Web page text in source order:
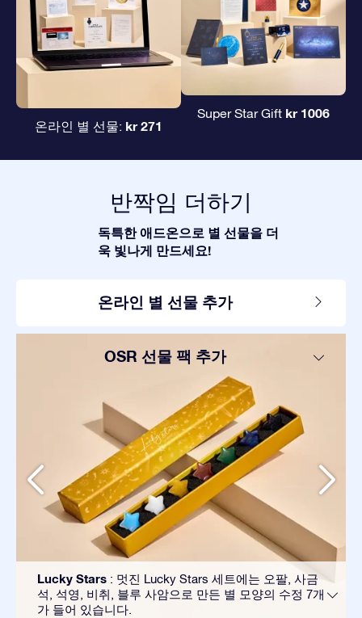
온라인 별 선물: kr 271
Super Star Gift kr 1006
반짝임 더하기
독특한 애드온으로 별 선물을 더
욱 빛나게 만드세요!
온라인 별 선물 추가
OSR 선물 팩 추가
Lucky Stars : 멋진 Lucky Stars 세트에는 오팔, 사금
석, 석영, 비취, 블루 사암으로 만든 별 모양의 수정 7개
가 들어 있습니다.